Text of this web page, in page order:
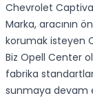
Chevrolet Captiva
Marka, aracının
korumak isteyen
Biz Opell Center
fabrika
sunmaya devam